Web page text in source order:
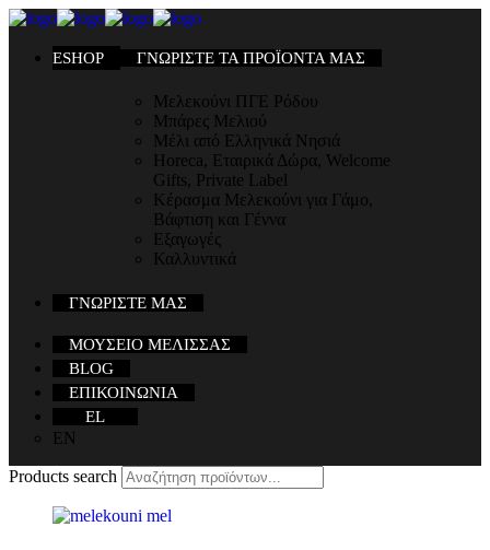
ESHOP ΓΝΩΡΙΣΤΕ ΤΑ ΠΡΟΪΟΝΤΑ ΜΑΣ
Μελεκούνι ΠΓΕ Ρόδου
Μπάρες Μελιού
Μέλι από Ελληνικά Νησιά
Horeca, Εταιρικά Δώρα, Welcome
Gifts, Private Label
Κέρασμα Μελεκούνι για Γάμο,
Βάφτιση και Γέννα
Εξαγωγές
Καλλυντικά
ΓΝΩΡΙΣΤΕ ΜΑΣ
ΜΟΥΣΕΙΟ ΜΕΛΙΣΣΑΣ
BLOG
ΕΠΙΚΟΙΝΩΝΙΑ
EL
EN
Products search